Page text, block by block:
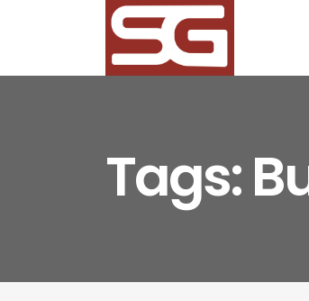
Tags: